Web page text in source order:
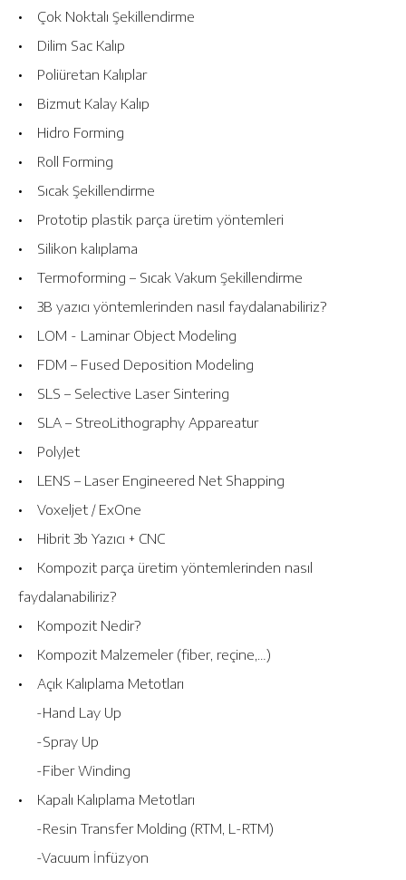
• Çok Noktalı Şekillendirme
• Dilim Sac Kalıp
• Poliüretan Kalıplar
• Bizmut Kalay Kalıp
• Hidro Forming
• Roll Forming
• Sıcak Şekillendirme
• Prototip plastik parça üretim yöntemleri
• Silikon kalıplama
• Termoforming – Sıcak Vakum Şekillendirme
• 3B yazıcı yöntemlerinden nasıl faydalanabiliriz?
• LOM - Laminar Object Modeling
• FDM – Fused Deposition Modeling
• SLS – Selective Laser Sintering
• SLA – StreoLithography Appareatur
• PolyJet
• LENS – Laser Engineered Net Shapping
• Voxeljet / ExOne
• Hibrit 3b Yazıcı + CNC
• Kompozit parça üretim yöntemlerinden nasıl
faydalanabiliriz?
• Kompozit Nedir?
• Kompozit Malzemeler (fiber, reçine,…)
• Açık Kalıplama Metotları
-Hand Lay Up
-Spray Up
-Fiber Winding
• Kapalı Kalıplama Metotları
-Resin Transfer Molding (RTM, L-RTM)
-Vacuum İnfüzyon